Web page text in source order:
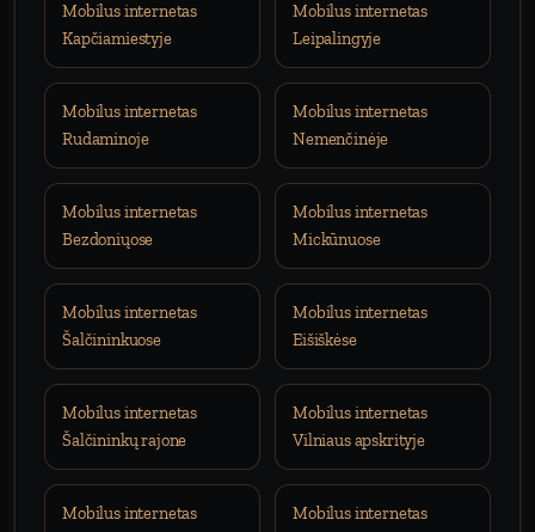
Mobilus internetas
Kapčiamiestyje
Mobilus internetas
Leipalingyje
Mobilus internetas
Rudaminoje
Mobilus internetas
Nemenčinėje
Mobilus internetas
Bezdoniųose
Mobilus internetas
Mickūnuose
Mobilus internetas
Šalčininkuose
Mobilus internetas
Eišiškėse
Mobilus internetas
Šalčininkų rajone
Mobilus internetas
Vilniaus apskrityje
Mobilus internetas
Mobilus internetas